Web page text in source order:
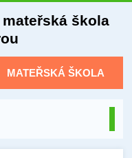
škola
MATEŘSKÁ ŠKOLA